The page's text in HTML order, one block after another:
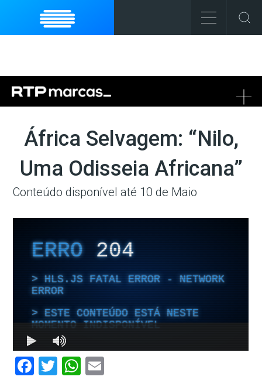
África Selvagem: “Nilo,
Uma Odisseia Africana”
Conteúdo disponível até 10 de Maio
Facebook
TwitterWhatsApp